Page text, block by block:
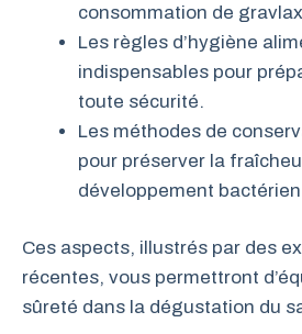
consommation de
Les règles d’hygiène
indispensables pour
toute sécurité.
Les méthodes de
pour préserver la
développement
Ces aspects, illustrés par des
récentes, vous permettront
sûreté dans la dégustation du